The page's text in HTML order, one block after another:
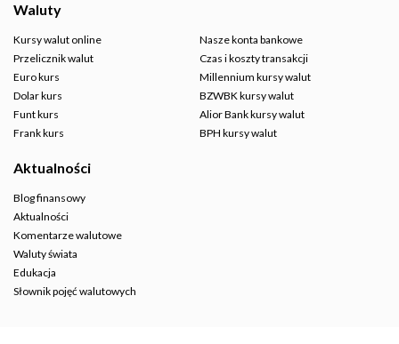
Waluty
Kursy walut online
Przelicznik walut
Euro kurs
Dolar kurs
Funt kurs
Frank kurs
Nasze konta bankowe
Czas i koszty transakcji
Millennium kursy walut
BZWBK kursy walut
Alior Bank kursy walut
BPH kursy walut
Aktualności
Blog finansowy
Aktualności
Komentarze walutowe
Waluty świata
Edukacja
Słownik pojęć walutowych